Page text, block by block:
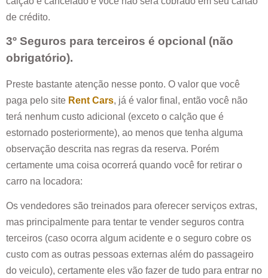
de crédito.
3º Seguros para terceiros é opcional (não
obrigatório).
Preste bastante atenção nesse ponto. O valor que você
paga pelo site Rent Cars, já é valor final, então você não
terá nenhum custo adicional (exceto o calção que é
estornado posteriormente), ao menos que tenha alguma
observação descrita nas regras da reserva. Porém
certamente uma coisa ocorrerá quando você for retirar o
carro na locadora:
Os vendedores são treinados para oferecer serviços extras,
mas principalmente para tentar te vender seguros contra
terceiros (caso ocorra algum acidente e o seguro cobre os
custo com as outras pessoas externas além do passageiro
do veiculo), certamente eles vão fazer de tudo para entrar no